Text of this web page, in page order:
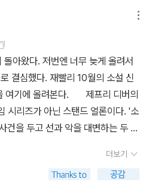
접해보면 그 매력적인 캐릭터들이
정작 평이 좋은 작품들은 발간이
미닛룰>이나 국내 소개된 다른 크
하게 읽을 수 있습니다. <호스티지
는 날이 오길. 크레이스 파이팅.
화가 먼저였다. 순전히 '케빈스페이
라도 보게 된 게 어디냐며 케빈 스페
라고, 그렇기 때문에 당신을 좋아
였다고 엄지를 내밀었었다. 영화를
서 배경이 된 뉴펀들랜드까지 뛰어
했다. 지금도 가고 싶은 여행지 중 1
스에드워드 섬. 그 뒤 순위는 정하
벅차서. 그리고 미미 여사 책도 있
. 신간이 나오면 그냥 산다. 왜? 미야
데 아직 화차를 보지 않았다면 당연
히 많은 히가시노 게이고, 이번의 작
기의 수상한 중고매장 - 미치오 슈
>,<달과 게>,<까마귀의 엄지> 등
가진 작가 미치오 슈스케의 근간이
았지만 기대되는 마음으로 고른 작
위기가 많았다면, 이 작품은 작가가
스케가 한 번 신나게 놀아보면 어떻
고한다. 작가가 신나게 놀아보자-
.빌 브라이슨의 <거의 모든 것의
땅을 쳤다.왜 미리 읽지 않았던
명작 <세계대전Z>를 쓴 브룩스의
나왔다.정색하고 좀비로부터 살아
능청에 박수를.....요근래 내가 가장
운의 옛날 무협들.군림천하 1권부터
증상이 와서닥치는 대로용대운의
은좋았고 또어떤 건 실망스러웠지
이루었으리라 생각하며 읽었다.<쟁
까 ? (단편말고 장편)좌백 ?한상운
아왔다. 저번엔 너무 늦게 올려서
결심했다. 재빨리 10월의 소설 신
여기에 올려본다. 제프리 디버의
시리즈가 아닌 스탠드 얼론이다. '소
건을 두고 선과 악을 대변하는 두 캐
그들을 죽이려는 자와 그로부터 그
내용인데 소녀의 무덤에서 더이상
더보기